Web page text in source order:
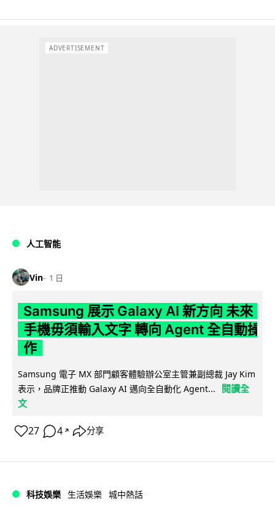
ADVERTISEMENT
人工智能
Vin 1 日
Samsung 展示 Galaxy AI 新方向 未來
手機毋須輸入文字 轉向 Agent 全自動操
作
Samsung 電子 MX 部門顧客體驗辦公室主管兼副總裁 Jay Kim
表示，品牌正推動 Galaxy AI 邁向全自動化 Agent...
閱讀全
文
27 4 ↗ 分享
科技娛樂 生活娛樂 城中熱話